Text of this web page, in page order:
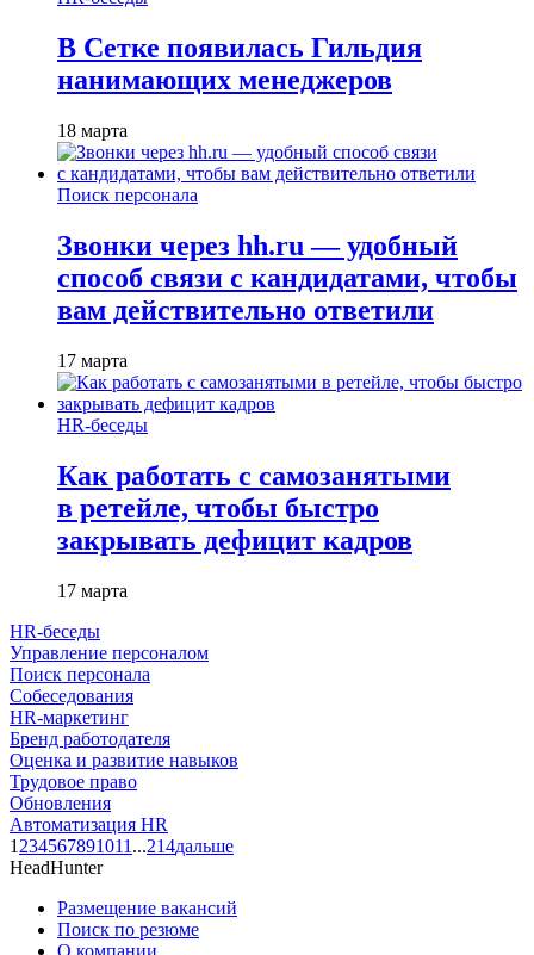
В Сетке появилась Гильдия
нанимающих менеджеров
18 марта
Поиск персонала
Звонки через hh.ru — удобный
способ связи с кандидатами, чтобы
вам действительно ответили
17 марта
HR-беседы
Как работать с самозанятыми
в ретейле, чтобы быстро
закрывать дефицит кадров
17 марта
HR-беседы
Управление персоналом
Поиск персонала
Собеседования
HR-маркетинг
Бренд работодателя
Оценка и развитие навыков
Трудовое право
Обновления
Автоматизация HR
1 234567891011 ...214дальше
HeadHunter
Размещение вакансий
Поиск по резюме
О компании